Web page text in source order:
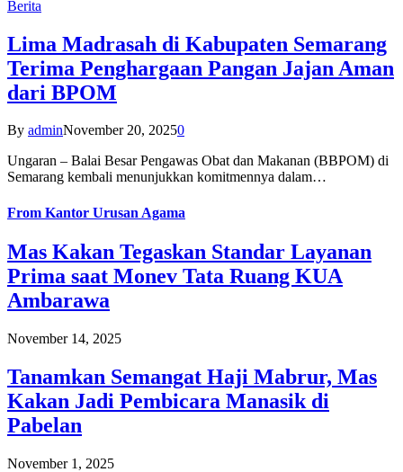
Berita
Lima Madrasah di Kabupaten Semarang
Terima Penghargaan Pangan Jajan Aman
dari BPOM
By adminNovember 20, 20250
Ungaran – Balai Besar Pengawas Obat dan Makanan (BBPOM) di
Semarang kembali menunjukkan komitmennya dalam…
From Kantor Urusan Agama
Mas Kakan Tegaskan Standar Layanan
Prima saat Monev Tata Ruang KUA
Ambarawa
November 14, 2025
Tanamkan Semangat Haji Mabrur, Mas
Kakan Jadi Pembicara Manasik di
Pabelan
November 1, 2025